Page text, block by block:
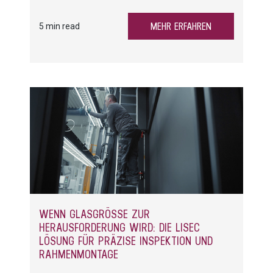
5 min read MEHR ERFAHREN
WENN GLASGRÖSSE ZUR H
ERAUSFORDERUNG WIRD: DIE LISEC L
ÖSUNG FÜR PRÄZISE INSPEKTION UND R
AHMENMONTAGE